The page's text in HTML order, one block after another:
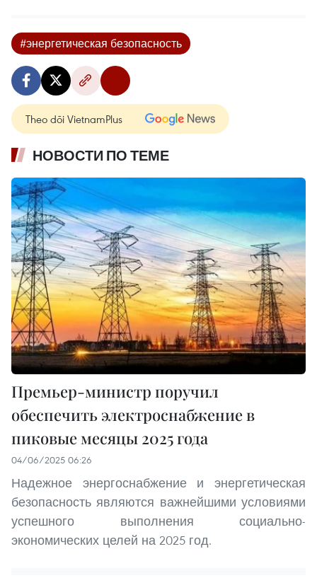
#энергетическая безопасность
Theo dõi VietnamPlus
НОВОСТИ ПО ТЕМЕ
Премьер-министр поручил
обеспечить электроснабжение в
пиковые месяцы 2025 года
04/06/2025 06:26
Надежное энергоснабжение и энергетическая
безопасность являются важнейшими условиями
успешного выполнения социально-
экономических целей на 2025 год.